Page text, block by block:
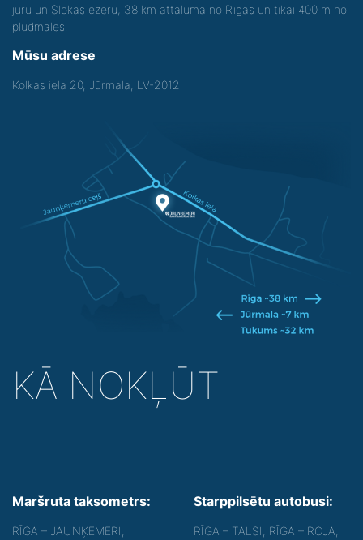
jūru un Slokas ezeru, 38 km attālumā no Rīgas un tikai 400 m no
pludmales.
Mūsu adrese
Kolkas iela 20, Jūrmala, LV-2012
KĀ NOKĻŪT
Maršruta taksometrs:
RĪGA – JAUNĶEMERI,
Starppilsētu autobusi:
RĪGA – TALSI, RĪGA – ROJA,